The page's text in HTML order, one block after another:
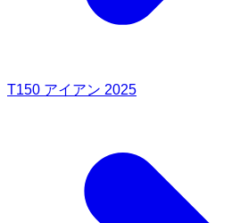
T150 アイアン 2025